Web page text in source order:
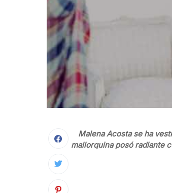
Malena Acosta se ha
mallorquina posó radiante